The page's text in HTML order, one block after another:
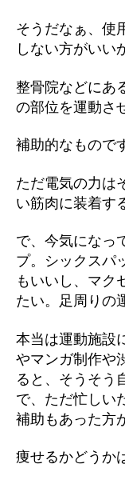
そうだなぁ、使
しない方がいい
整骨院などにあ
の部位を運動さ
補助的なもので
ただ電気の力は
い筋肉に装着す
で、今気になっ
プ。シックスパ
もいいし、マク
たい。足周りの
本当は運動施設
やマンガ制作や
ると、そうそう
で、ただ忙しい
補助もあった方
痩せるかどうか